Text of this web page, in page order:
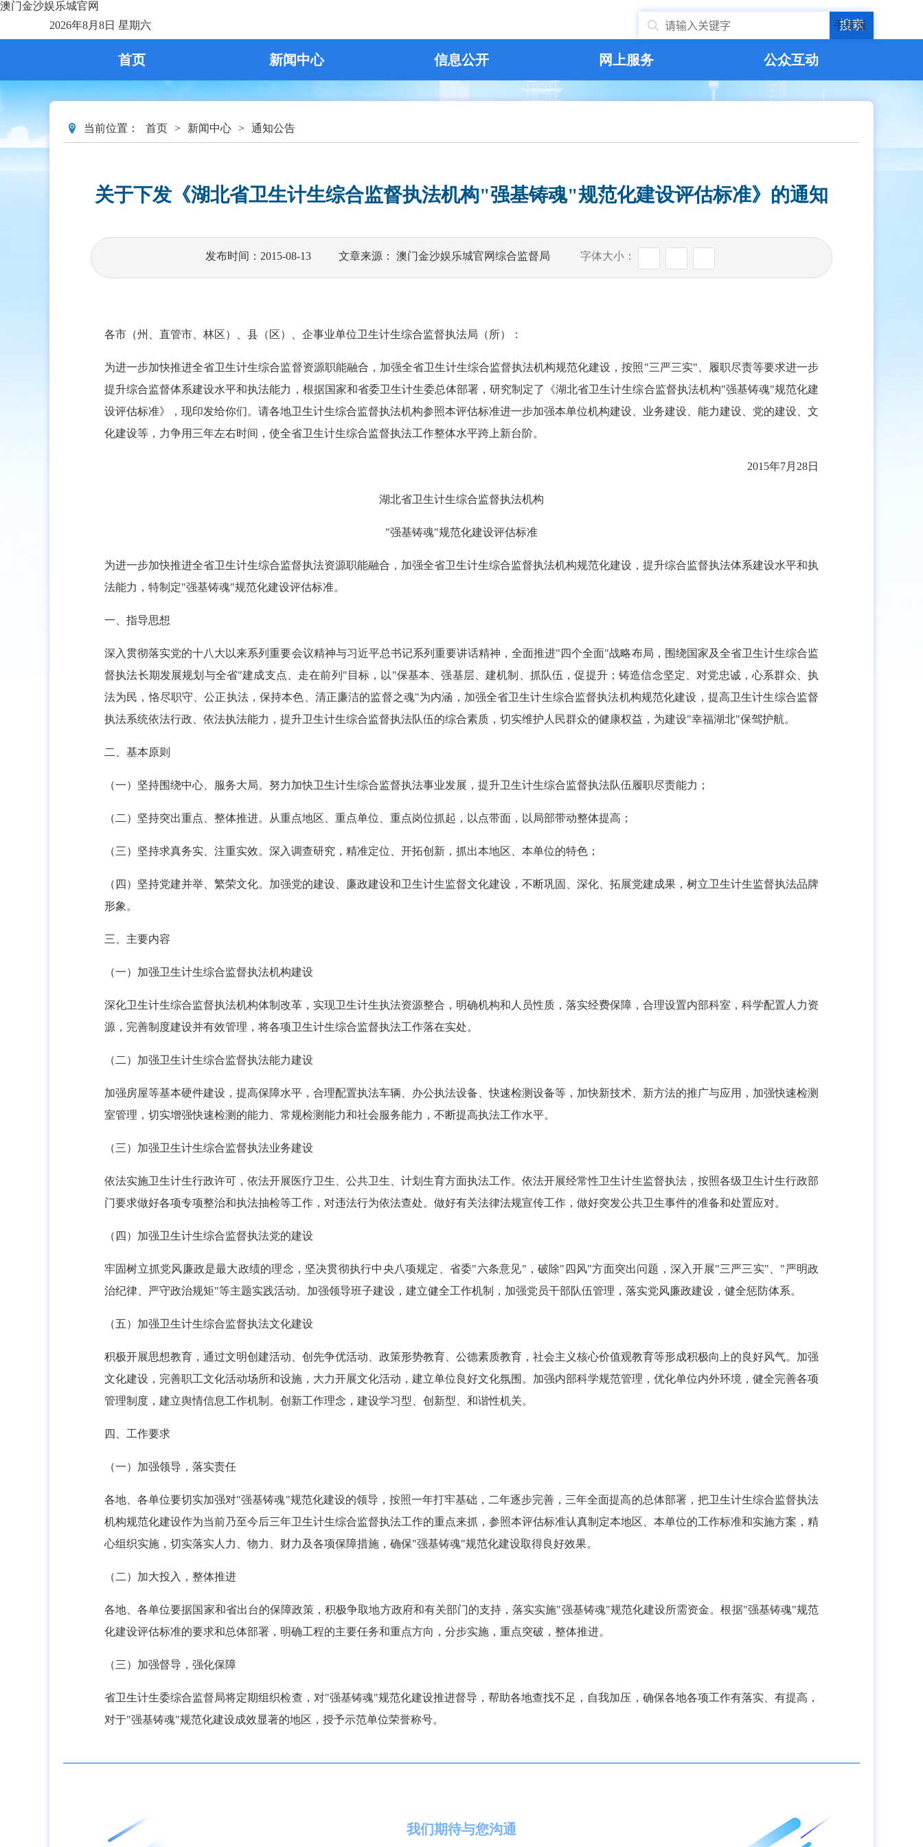
澳门金沙娱乐城官网
2026年8月8日 星期六
手机版
搜索
首页 新闻中心 信息公开 网上服务 公众互动
当前位置： 首页 > 新闻中心 > 通知公告
关于下发《湖北省卫生计生综合监督执法机构"强基铸魂"规范化建设评估标准》的通知
发布时间：2015-08-13 文章来源： 澳门金沙娱乐城官网综合监督局 字体大小：
各市（州、直管市、林区）、县（区）、企事业单位卫生计生综合监督执法局（所）：
为进一步加快推进全省卫生计生综合监督资源职能融合，加强全省卫生计生综合监督执法机构规范化建设，按照"三严三实"、履职尽责等要求进一步
提升综合监督体系建设水平和执法能力，根据国家和省委卫生计生委总体部署，研究制定了《湖北省卫生计生综合监督执法机构"强基铸魂"规范化建
设评估标准》，现印发给你们。请各地卫生计生综合监督执法机构参照本评估标准进一步加强本单位机构建设、业务建设、能力建设、党的建设、文
化建设等，力争用三年左右时间，使全省卫生计生综合监督执法工作整体水平跨上新台阶。
2015年7月28日
湖北省卫生计生综合监督执法机构
"强基铸魂"规范化建设评估标准
为进一步加快推进全省卫生计生综合监督执法资源职能融合，加强全省卫生计生综合监督执法机构规范化建设，提升综合监督执法体系建设水平和执
法能力，特制定"强基铸魂"规范化建设评估标准。
一、指导思想
深入贯彻落实党的十八大以来系列重要会议精神与习近平总书记系列重要讲话精神，全面推进"四个全面"战略布局，围绕国家及全省卫生计生综合监
督执法长期发展规划与全省"建成支点、走在前列"目标，以"保基本、强基层、建机制、抓队伍，促提升；铸造信念坚定、对党忠诚，心系群众、执
法为民，恪尽职守、公正执法，保持本色、清正廉洁的监督之魂"为内涵，加强全省卫生计生综合监督执法机构规范化建设，提高卫生计生综合监督
执法系统依法行政、依法执法能力，提升卫生计生综合监督执法队伍的综合素质，切实维护人民群众的健康权益，为建设"幸福湖北"保驾护航。
二、基本原则
（一）坚持围绕中心、服务大局。努力加快卫生计生综合监督执法事业发展，提升卫生计生综合监督执法队伍履职尽责能力；
（二）坚持突出重点、整体推进。从重点地区、重点单位、重点岗位抓起，以点带面，以局部带动整体提高；
（三）坚持求真务实、注重实效。深入调查研究，精准定位、开拓创新，抓出本地区、本单位的特色；
（四）坚持党建并举、繁荣文化。加强党的建设、廉政建设和卫生计生监督文化建设，不断巩固、深化、拓展党建成果，树立卫生计生监督执法品牌
形象。
三、主要内容
（一）加强卫生计生综合监督执法机构建设
深化卫生计生综合监督执法机构体制改革，实现卫生计生执法资源整合，明确机构和人员性质，落实经费保障，合理设置内部科室，科学配置人力资
源，完善制度建设并有效管理，将各项卫生计生综合监督执法工作落在实处。
（二）加强卫生计生综合监督执法能力建设
加强房屋等基本硬件建设，提高保障水平，合理配置执法车辆、办公执法设备、快速检测设备等，加快新技术、新方法的推广与应用，加强快速检测
室管理，切实增强快速检测的能力、常规检测能力和社会服务能力，不断提高执法工作水平。
（三）加强卫生计生综合监督执法业务建设
依法实施卫生计生行政许可，依法开展医疗卫生、公共卫生、计划生育方面执法工作。依法开展经常性卫生计生监督执法，按照各级卫生计生行政部
门要求做好各项专项整治和执法抽检等工作，对违法行为依法查处。做好有关法律法规宣传工作，做好突发公共卫生事件的准备和处置应对。
（四）加强卫生计生综合监督执法党的建设
牢固树立抓党风廉政是最大政绩的理念，坚决贯彻执行中央八项规定、省委"六条意见"，破除"四风"方面突出问题，深入开展"三严三实"、"严明政
治纪律、严守政治规矩"等主题实践活动。加强领导班子建设，建立健全工作机制，加强党员干部队伍管理，落实党风廉政建设，健全惩防体系。
（五）加强卫生计生综合监督执法文化建设
积极开展思想教育，通过文明创建活动、创先争优活动、政策形势教育、公德素质教育，社会主义核心价值观教育等形成积极向上的良好风气。加强
文化建设，完善职工文化活动场所和设施，大力开展文化活动，建立单位良好文化氛围。加强内部科学规范管理，优化单位内外环境，健全完善各项
管理制度，建立舆情信息工作机制。创新工作理念，建设学习型、创新型、和谐性机关。
四、工作要求
（一）加强领导，落实责任
各地、各单位要切实加强对"强基铸魂"规范化建设的领导，按照一年打牢基础，二年逐步完善，三年全面提高的总体部署，把卫生计生综合监督执法
机构规范化建设作为当前乃至今后三年卫生计生综合监督执法工作的重点来抓，参照本评估标准认真制定本地区、本单位的工作标准和实施方案，精
心组织实施，切实落实人力、物力、财力及各项保障措施，确保"强基铸魂"规范化建设取得良好效果。
（二）加大投入，整体推进
各地、各单位要据国家和省出台的保障政策，积极争取地方政府和有关部门的支持，落实实施"强基铸魂"规范化建设所需资金。根据"强基铸魂"规范
化建设评估标准的要求和总体部署，明确工程的主要任务和重点方向，分步实施，重点突破，整体推进。
（三）加强督导，强化保障
省卫生计生委综合监督局将定期组织检查，对"强基铸魂"规范化建设推进督导，帮助各地查找不足，自我加压，确保各地各项工作有落实、有提高，
对于"强基铸魂"规范化建设成效显著的地区，授予示范单位荣誉称号。
我们期待与您沟通